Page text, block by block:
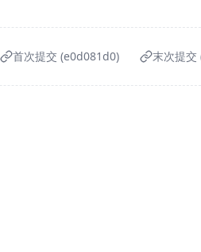
首次提交 (e0d081d0) 末次提